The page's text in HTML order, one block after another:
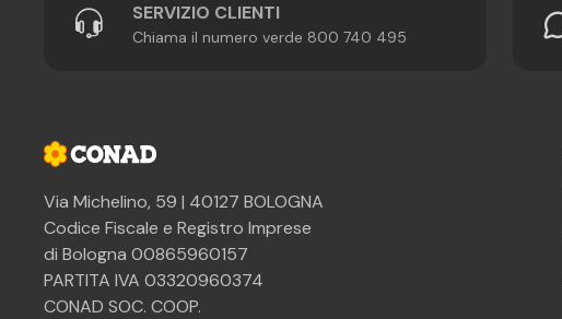
SERVIZIO CLIENTI
Chiama il numero verde 800 740 495
Via Michelino, 59 | 40127 BOLOGNA
Codice Fiscale e Registro Imprese
di Bologna 00865960157
PARTITA IVA 03320960374
CONAD SOC. COOP.